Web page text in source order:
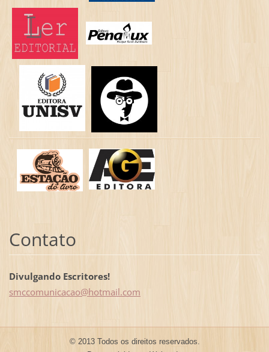
Contato
Divulgando Escritores!
smccomunicacao@hotmail.com
© 2013 Todos os direitos reservados.